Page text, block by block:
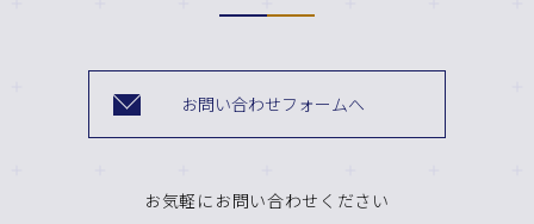
お問い合わせフォームへ
お気軽にお問い合わせください